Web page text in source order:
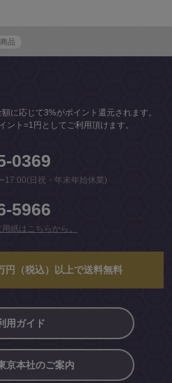
品
に応じて3%がポイント還元されます。
ント=1円としてご利用頂けます。
0369
17:00(日祝・年末年始休業)
5966
紙はこちらから。
円（税込）以上で送料無料
用ガイド
京本社のご案内